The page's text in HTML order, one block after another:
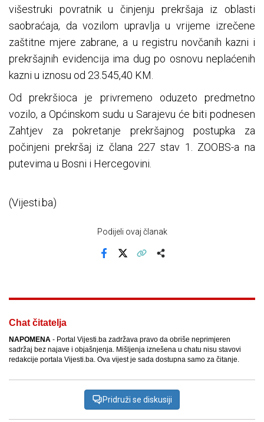
višestruki povratnik u činjenju prekršaja iz oblasti
saobraćaja, da vozilom upravlja u vrijeme izrečene
zaštitne mjere zabrane, a u registru novčanih kazni i
prekršajnih evidencija ima dug po osnovu neplaćenih
kazni u iznosu od 23.545,40 KM.
Od prekršioca je privremeno oduzeto predmetno
vozilo, a Općinskom sudu u Sarajevu će biti podnesen
Zahtjev za pokretanje prekršajnog postupka za
počinjeni prekršaj iz člana 227 stav 1. ZOOBS-a na
putevima u Bosni i Hercegovini.
(Vijesti.ba)
Podijeli ovaj članak
Chat čitatelja
NAPOMENA - Portal Vijesti.ba zadržava pravo da obriše neprimjeren
sadržaj bez najave i objašnjenja. Mišljenja iznešena u chatu nisu stavovi
redakcije portala Vijesti.ba. Ova vijest je sada dostupna samo za čitanje.
Pridruži se diskusiji